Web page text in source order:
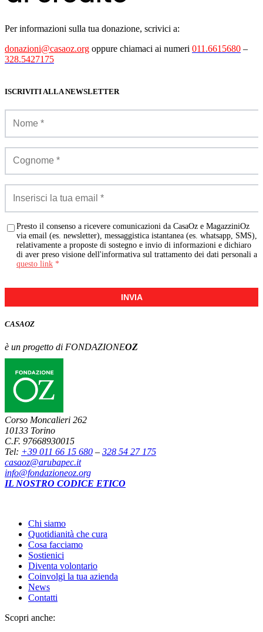
Per informazioni sulla tua donazione, scrivici a:
donazioni@casaoz.org oppure chiamaci ai numeri 011.6615680 –
328.5427175
ISCRIVITI ALLA NEWSLETTER
Presto il consenso a ricevere comunicazioni da CasaOz e MagazziniOz
via email (es. newsletter), messaggistica istantanea (es. whatsapp, SMS),
relativamente a proposte di sostegno e invio di informazioni e dichiaro
di aver preso visione dell'informativa sul trattamento dei dati personali a
questo link *
INVIA
CASAOZ
è un progetto di FONDAZIONEOZ
Corso Moncalieri 262
10133 Torino
C.F. 97668930015
Tel: +39 011 66 15 680 – 328 54 27 175
casaoz@arubapec.it
info@fondazioneoz.org
IL NOSTRO CODICE ETICO
Chi siamo
Quotidianità che cura
Cosa facciamo
Sostienici
Diventa volontario
Coinvolgi la tua azienda
News
Contatti
Scopri anche: